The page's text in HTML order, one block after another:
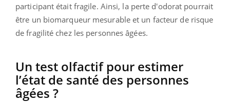
participant était fragile. Ainsi, la perte d'odorat pourrait
être un biomarqueur mesurable et un facteur de risque
de fragilité chez les personnes âgées.
Un test olfactif pour estimer
l’état de santé des personnes
âgées ?